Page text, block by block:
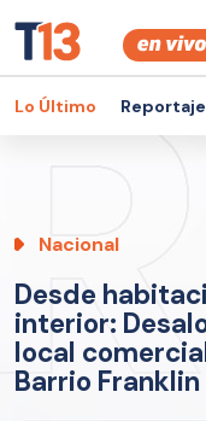
Lo Último
Nacional
Desde
interior:
local
Barrio Franklin